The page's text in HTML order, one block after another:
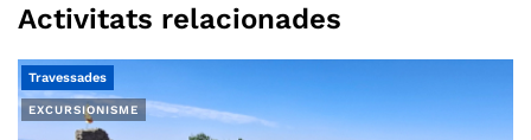
Activitats relacionades
EXCURSIONISME
Travessades